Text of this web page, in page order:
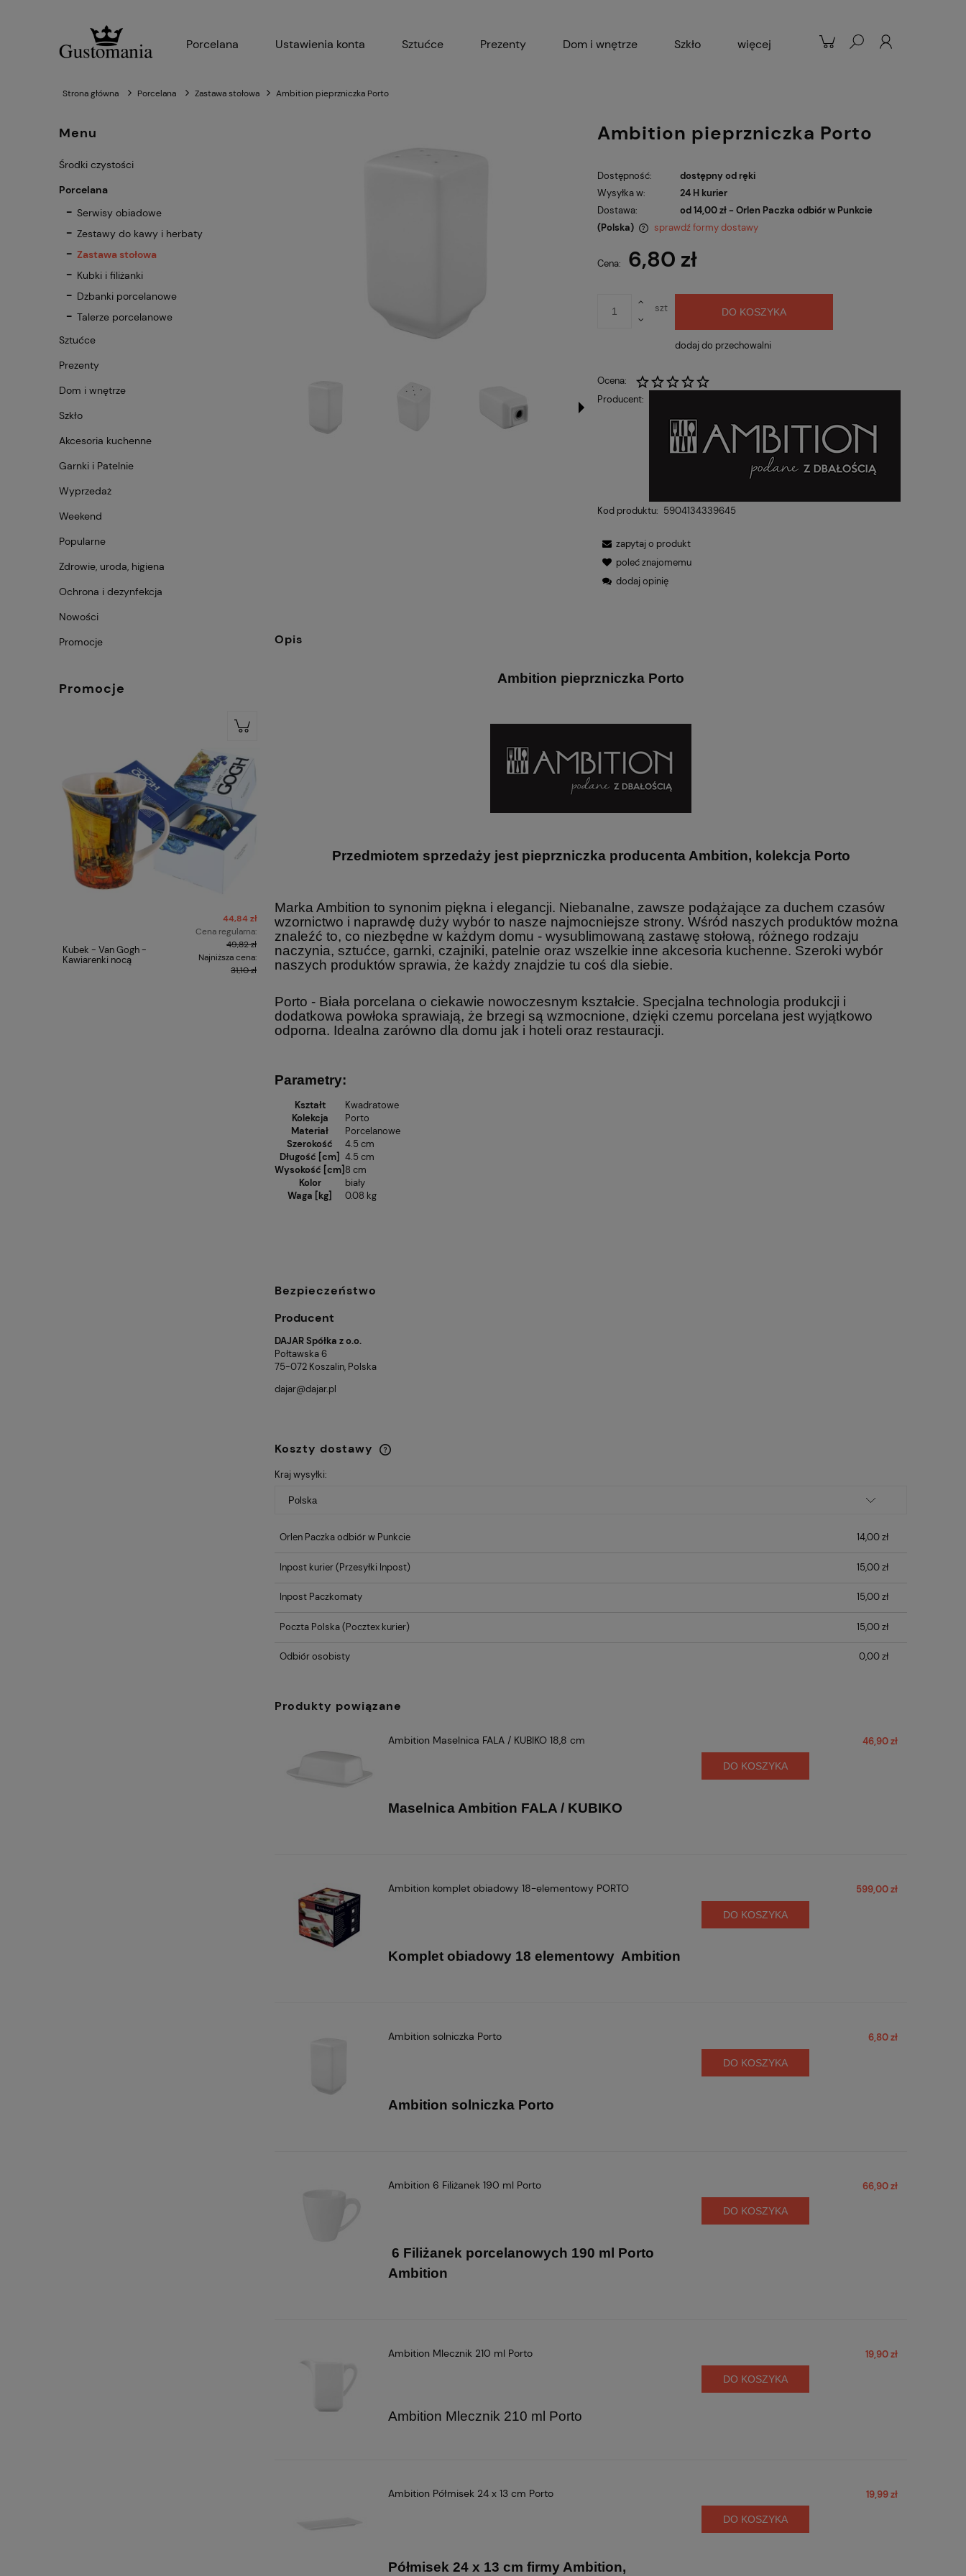
Porcelana Ustawienia konta Sztućce Prezenty Dom i wnętrze Szkło więcej
Strona główna Porcelana Zastawa stołowa Ambition pieprzniczka Porto
Menu
Środki czystości
Porcelana
Serwisy obiadowe
Zestawy do kawy i herbaty
Zastawa stołowa
Kubki i filiżanki
Dzbanki porcelanowe
Talerze porcelanowe
Sztućce
Prezenty
Dom i wnętrze
Szkło
Akcesoria kuchenne
Garnki i Patelnie
Wyprzedaż
Weekend
Popularne
Zdrowie, uroda, higiena
Ochrona i dezynfekcja
Nowości
Promocje
Promocje
Kubek - Van Gogh -
Kawiarenki nocą
44,84 zł
Cena regularna:
49,82 zł
Najniższa cena:
31,10 zł
Kubek Classic New - V. Van
Gogh Kwitnący
Migdałowiec CARMANI
51,60 zł
Cena regularna:
57,33 zł
Najniższa cena:
44,91 zł
Figurka kota
rozciągającego się – stojak
na biżuterię
28,02 zł
Cena regularna:
31,13 zł
Najniższa cena:
31,13 zł
Kieliszek do wina A. Mucha
80,08 zł
Cena regularna:
88,98 zł
Najniższa cena:
Ambition pieprzniczka Porto
Dostępność:
dostępny od ręki
Wysyłka w:
24 H kurier
Dostawa:
od 14,00 zł - Orlen Paczka odbiór w Punkcie
(Polska)
Cena nie zawiera ewentualnych kosztów
sprawdź formy dostawy
Cena: 6,80 zł
szt DO KOSZYKA
dodaj do przechowalni
Ocena:
Producent:
Kod produktu: 5904134339645
zapytaj o produkt
poleć znajomemu
dodaj opinię
Opis
Ambition pieprzniczka Porto
Przedmiotem sprzedaży jestpieprzniczka producenta Ambition, kolekcja Porto
Marka Ambition to synonim piękna i elegancji. Niebanalne, zawsze podążające za duchem czasów
wzornictwo i naprawdę duży wybór to nasze najmocniejsze strony. Wśród naszych produktów można
znaleźć to, co niezbędne w każdym domu - wysublimowaną zastawę stołową, różnego rodzaju
naczynia, sztućce, garnki, czajniki, patelnie oraz wszelkie inne akcesoria kuchenne. Szeroki wybór
naszych produktów sprawia, że każdy znajdzie tu coś dla siebie.
Porto - Biała porcelana o ciekawie nowoczesnym kształcie. Specjalna technologia produkcji i
dodatkowa powłoka sprawiają, że brzegi są wzmocnione, dzięki czemu porcelana jest wyjątkowo
odporna. Idealna zarówno dla domu jak i hoteli oraz restauracji.
Parametry:
Kształt
Kwadratowe
Kolekcja
Porto
Materiał
Porcelanowe
Szerokość
4.5 cm
Długość [cm] 4.5 cm
Wysokość [cm]8 cm
Kolor
biały
Waga [kg]
0.08 kg
Bezpieczeństwo
Producent
DAJAR Spółka z o.o.
Połtawska 6
75-072 Koszalin, Polska
dajar@dajar.pl
Koszty dostawy
Kraj wysyłki:
Orlen Paczka odbiór w Punkcie 14,00 zł
Inpost kurier(Przesyłki Inpost) 15,00 zł
Inpost Paczkomaty 15,00 zł
Poczta Polska(Pocztex kurier) 15,00 zł
Odbiór osobisty 0,00 zł
Produkty powiązane
Ambition Maselnica FALA / KUBIKO 18,8 cm
Maselnica Ambition FALA / KUBIKO
46,90 zł
DO KOSZYKA
Ambition komplet obiadowy 18-elementowy PORTO
Komplet obiadowy 18 elementowy Ambition
599,00 zł
DO KOSZYKA
Ambition solniczka Porto
Ambition solniczka Porto
6,80 zł
DO KOSZYKA
Ambition 6 Filiżanek 190 ml Porto
6 Filiżanek porcelanowych 190 ml Porto
Ambition
66,90 zł
DO KOSZYKA
Ambition Mlecznik 210 ml Porto
Ambition Mlecznik 210 ml Porto
19,90 zł
DO KOSZYKA
Ambition Półmisek 24 x 13 cm Porto
Półmisek 24 x 13 cm firmy Ambition,
19,99 zł
DO KOSZYKA